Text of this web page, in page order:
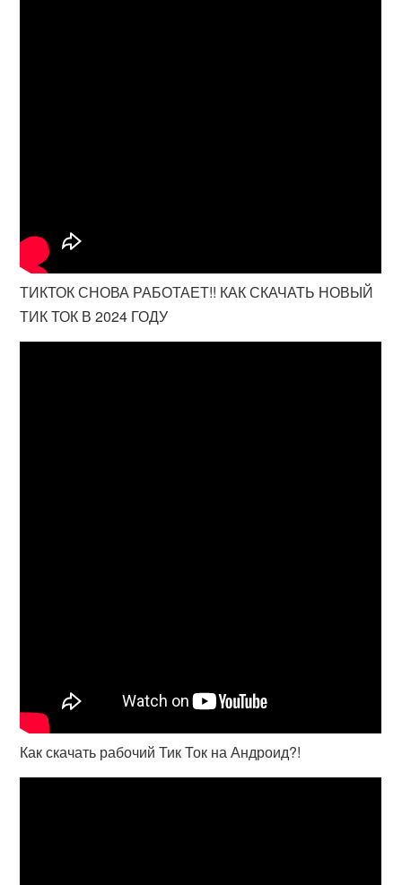
ТИКТОК СНОВА РАБОТАЕТ!! КАК СКАЧАТЬ НОВЫЙ
ТИК ТОК В 2024 ГОДУ
Как скачать рабочий Тик Ток на Андроид?!